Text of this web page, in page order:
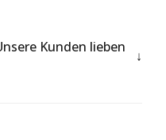
Kunden lieben